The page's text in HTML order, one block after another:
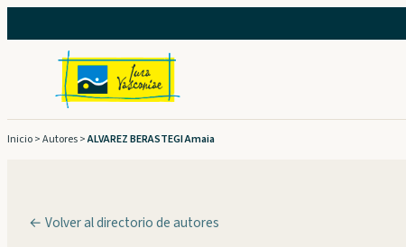
al
contenido
Inicio>Autores>ALVAREZ BERASTEGI Amaia
← Volver al directorio de autores